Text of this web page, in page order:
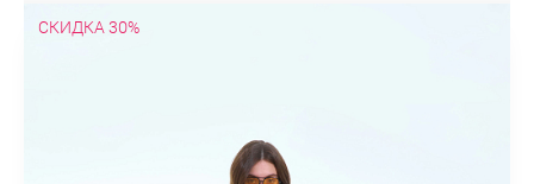
СКИДКА 30%